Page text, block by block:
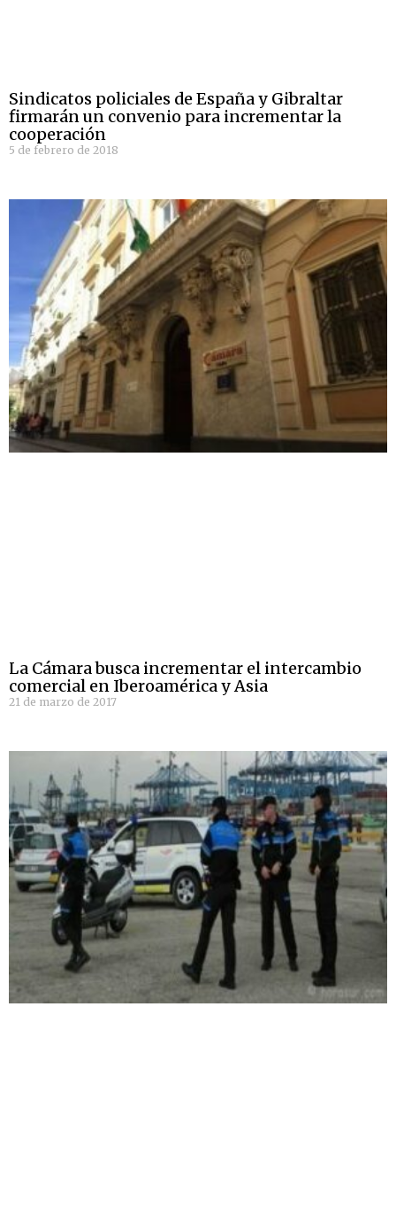
Sindicatos policiales de España y Gibraltar
firmarán un convenio para incrementar la
cooperación
5 de febrero de 2018
La Cámara busca incrementar el intercambio
comercial en Iberoamérica y Asia
21 de marzo de 2017